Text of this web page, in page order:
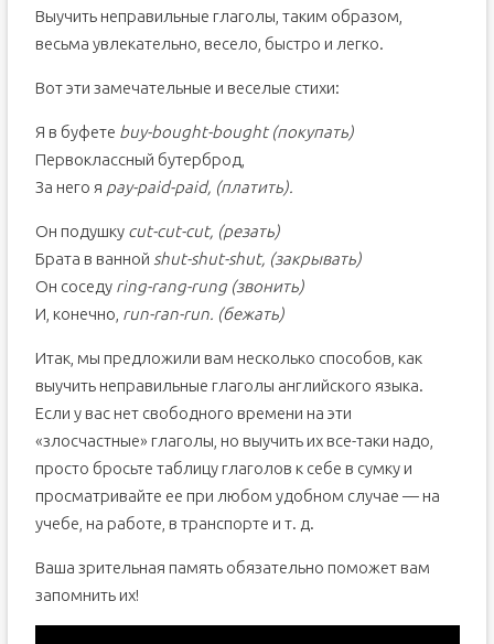
Выучить неправильные глаголы, таким образом,
весьма увлекательно, весело, быстро и легко.
Вот эти замечательные и веселые стихи:
Я в буфете buy-bought-bought (покупать)
Первоклассный бутерброд,
За него я pay-paid-paid, (платить).
Он подушку cut-cut-cut, (резать)
Брата в ванной shut-shut-shut, (закрывать)
Он соседу ring-rang-rung (звонить)
И, конечно, run-ran-run. (бежать)
Итак, мы предложили вам несколько способов, как
выучить неправильные глаголы английского языка.
Если у вас нет свободного времени на эти
«злосчастные» глаголы, но выучить их все-таки надо,
просто бросьте таблицу глаголов к себе в сумку и
просматривайте ее при любом удобном случае — на
учебе, на работе, в транспорте и т. д.
Ваша зрительная память обязательно поможет вам
запомнить их!